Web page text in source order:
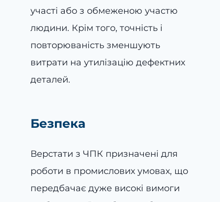
участі або з обмеженою участю
людини. Крім того, точність і
повторюваність зменшують
витрати на утилізацію дефектних
деталей.
Безпека
Верстати з ЧПК призначені для
роботи в промислових умовах, що
передбачає дуже високі вимоги